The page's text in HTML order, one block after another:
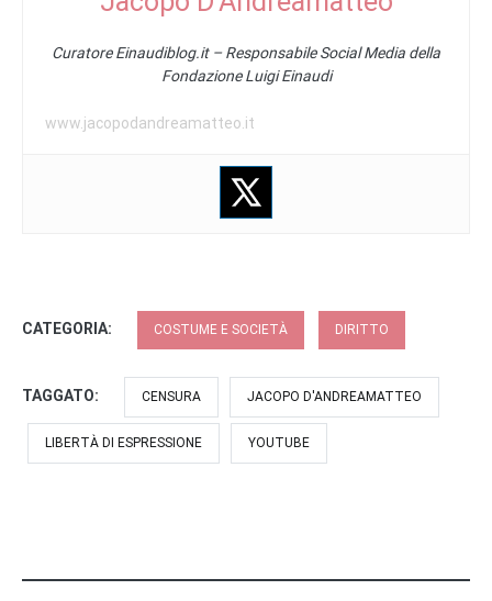
Curatore Einaudiblog.it – Responsabile Social Media della
Fondazione Luigi Einaudi
www.jacopodandreamatteo.it
CATEGORIA: COSTUME E SOCIETÀ DIRITTO
TAGGATO: CENSURA JACOPO D'ANDREAMATTEO
LIBERTÀ DI ESPRESSIONE YOUTUBE